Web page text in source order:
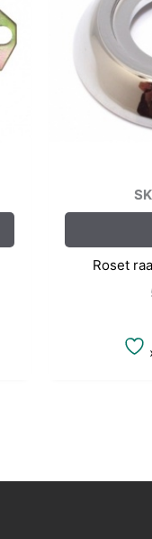
Roset